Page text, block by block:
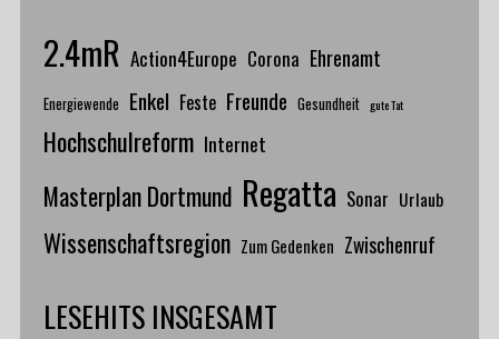
2.4mR Action4Europe Corona Ehrenamt
Energiewende Enkel Feste Freunde Gesundheit gute Tat
Hochschulreform Internet
Masterplan Dortmund Regatta Sonar Urlaub
Wissenschaftsregion Zum Gedenken Zwischenruf
LESEHITS INSGESAMT